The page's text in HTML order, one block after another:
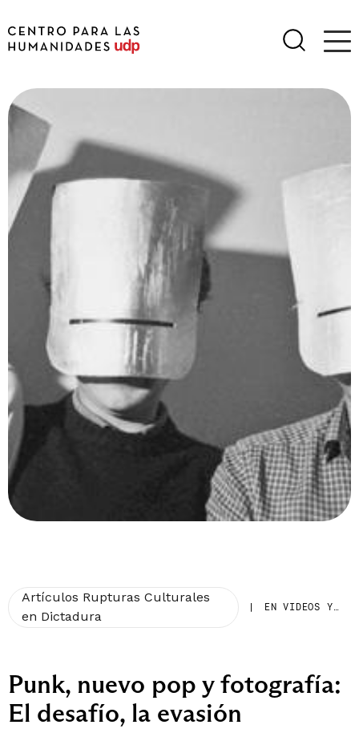
Artículos Rupturas Culturales
en Dictadura
|
EN VIDEOS Y
Punk, nuevo pop y fotografía:
El desafío, la evasión